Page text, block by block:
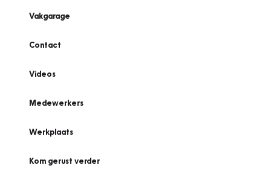
Vakgarage
Contact
Videos
Medewerkers
Werkplaats
Kom gerust verder